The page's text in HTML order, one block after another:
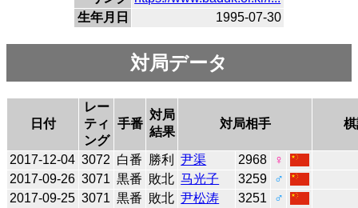
生年月日
1995-07-30
対局データ
日付
レー
ティ
ング
手番
対局
結果
対局相手
2017-12-04 3072 白番 勝利 尹渠 2968
♀
2017-09-26 3071 黒番 敗北 马光子 3259
♂
2017-09-25 3071 黒番 敗北 尹松涛 3251
♂